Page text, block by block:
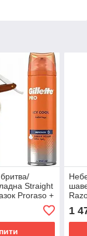
Straight
Proraso +
ментолом
для
1